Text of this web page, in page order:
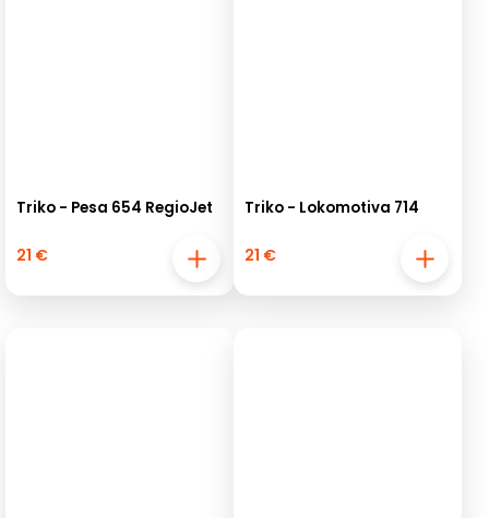
Triko - Pesa 654 RegioJet
21 €
Triko - Lokomotiva 714
21 €